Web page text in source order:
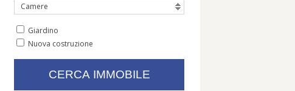
Camere
Giardino
Nuova costruzione